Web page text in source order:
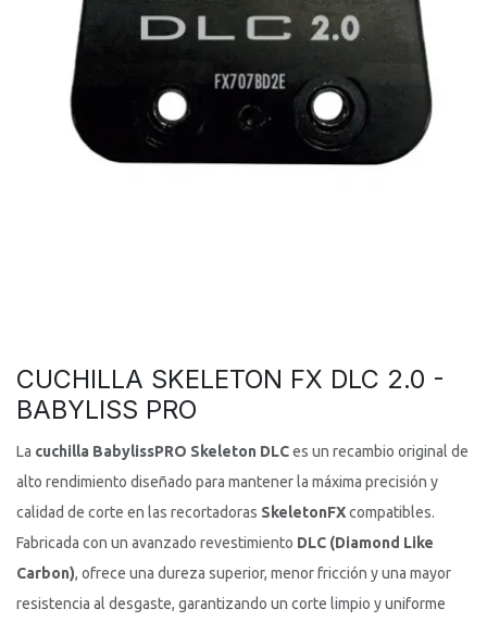
CUCHILLA SKELETON FX DLC 2.0 -
BABYLISS PRO
La cuchilla BabylissPRO Skeleton DLCes un recambio original de
alto rendimiento diseñado para mantener la máxima precisión y
calidad de corte en las recortadoras SkeletonFXcompatibles.
Fabricada con un avanzado revestimiento DLC (Diamond Like
Carbon), ofrece una dureza superior, menor fricción y una mayor
resistencia al desgaste, garantizando un corte limpio y uniforme